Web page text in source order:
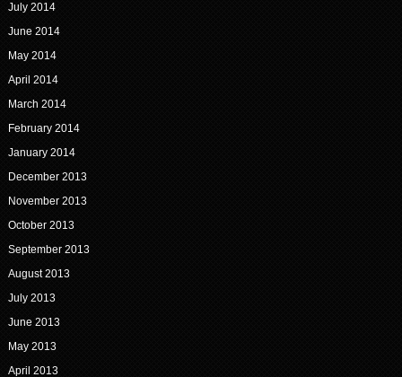
July 2014
June 2014
May 2014
April 2014
March 2014
February 2014
January 2014
December 2013
November 2013
October 2013
September 2013
August 2013
July 2013
June 2013
May 2013
April 2013